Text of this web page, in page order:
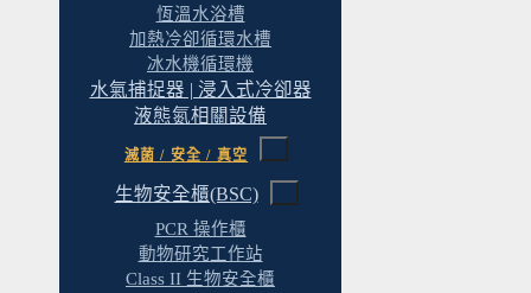
恆溫水浴槽
加熱冷卻循環水槽
冰水機循環機
水氣捕捉器 | 浸入式冷卻器
液態氮相關設備
滅菌 / 安全 / 真空
生物安全櫃(BSC)
PCR 操作櫃
動物研究工作站
Class II 生物安全櫃